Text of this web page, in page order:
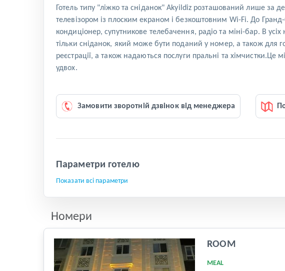
Готель типу "ліжко та сніданок" Akyildiz розташований лише за
телевізором із плоским екраном і безкоштовним Wi-Fi. До
кондиціонер, супутникове телебачення, радіо та міні-бар. В
тільки сніданок, який може бути поданий у номер, а також для
реєстрації, а також надаються послуги пральні та
удвох.
Замовити зворотній дзвінок від менеджера
Параметри готелю
Показати всі параметри
Номери
ROOM
MEAL